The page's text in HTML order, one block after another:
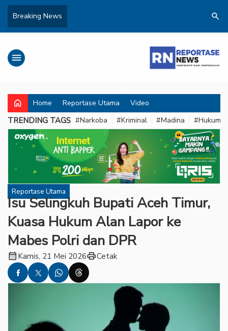
Breaking News search
menu
home Home Reportase Utama Video
TRENDING TAGS #Narkoba #Kriminal #Madina #Hukum
Reportase Utama
Isu Selingkuh Bupati Aceh Timur,
Kuasa Hukum Alan Lapor ke
Mabes Polri dan DPR
calendar_month Kamis, 21 Mei 2026printCetak